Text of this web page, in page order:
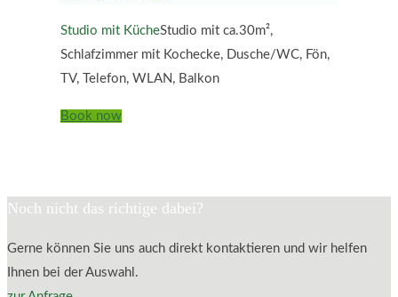
Studio mit KücheStudio mit ca.30m²,
Schlafzimmer mit Kochecke, Dusche/WC, Fön,
TV, Telefon, WLAN, Balkon
Book now
Noch nicht das richtige dabei?
Gerne können Sie uns auch direkt kontaktieren und wir helfen
Ihnen bei der Auswahl.